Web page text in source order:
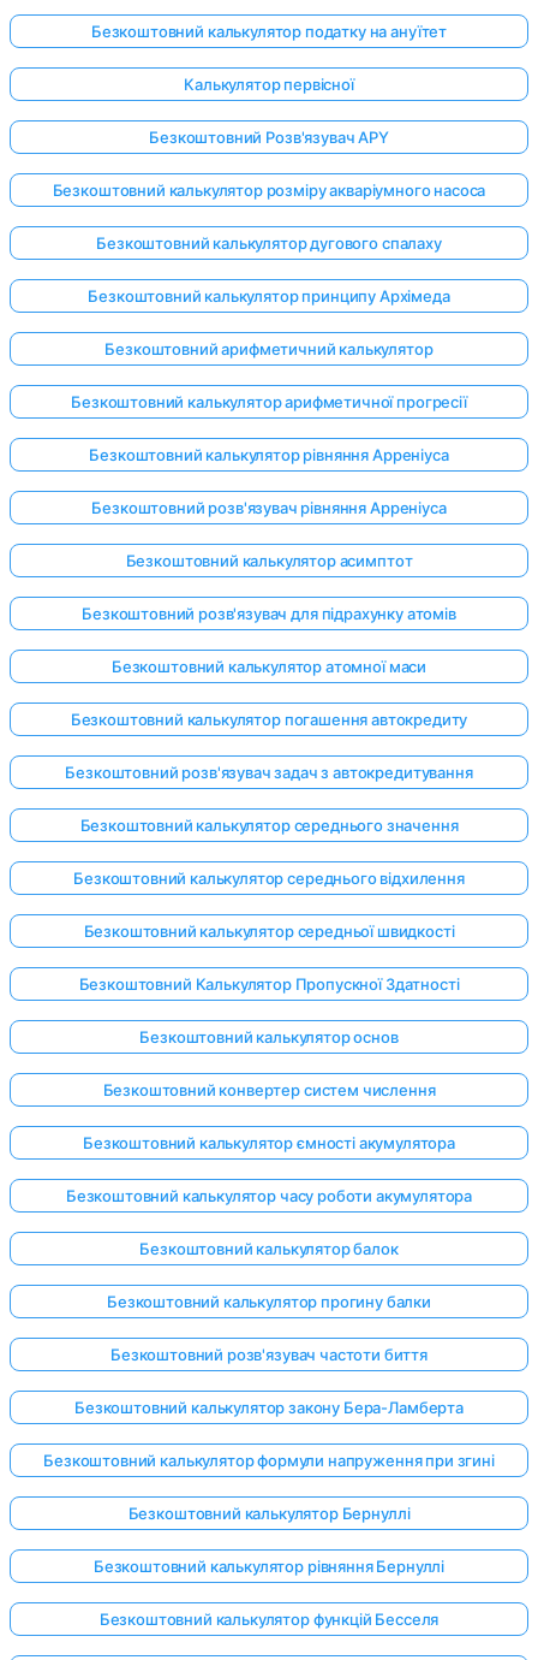
Поки
немає
своє
перше
Безкоштовний калькулятор податку на ануїтет
Калькулятор первісної
Безкоштовний Розв'язувач APY
Безкоштовний калькулятор розміру акваріумного насоса
Безкоштовний калькулятор дугового спалаху
Безкоштовний калькулятор принципу Архімеда
Безкоштовний арифметичний калькулятор
Безкоштовний калькулятор арифметичної прогресії
Безкоштовний калькулятор рівняння Арреніуса
Безкоштовний розв'язувач рівняння Арреніуса
Безкоштовний калькулятор асимптот
Безкоштовний розв'язувач для підрахунку атомів
Безкоштовний калькулятор атомної маси
Безкоштовний калькулятор погашення автокредиту
Безкоштовний розв'язувач задач з автокредитування
Безкоштовний калькулятор середнього значення
Безкоштовний калькулятор середнього відхилення
Безкоштовний калькулятор середньої швидкості
Безкоштовний Калькулятор Пропускної Здатності
Безкоштовний калькулятор основ
Безкоштовний конвертер систем числення
Безкоштовний калькулятор ємності акумулятора
Безкоштовний калькулятор часу роботи акумулятора
Безкоштовний калькулятор балок
Безкоштовний калькулятор прогину балки
Безкоштовний розв'язувач частоти биття
Безкоштовний калькулятор закону Бера-Ламберта
Безкоштовний калькулятор формули напруження при згині
Безкоштовний калькулятор Бернуллі
Безкоштовний калькулятор рівняння Бернуллі
Безкоштовний калькулятор функцій Бесселя